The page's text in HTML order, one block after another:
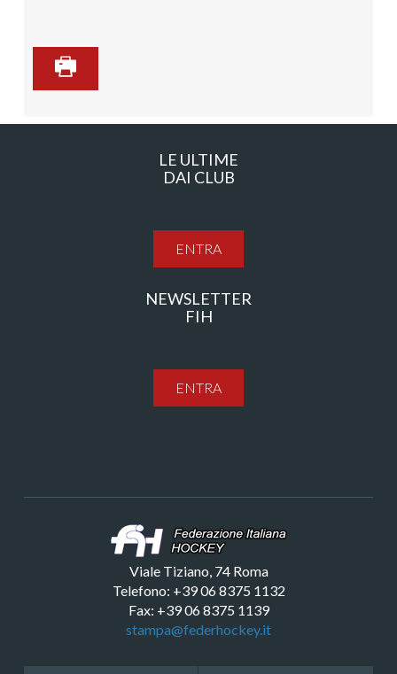
LE ULTIME
DAI CLUB
ENTRA
NEWSLETTER
FIH
ENTRA
Viale Tiziano, 74 Roma
Telefono: +39 06 8375 1132
Fax: +39 06 8375 1139
stampa@federhockey.it